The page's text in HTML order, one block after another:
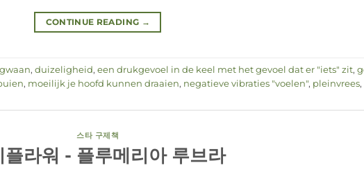
CONTINUE READING →
, duizeligheid, een drukgevoel in de keel met het gevoel dat er "iets" zit,
, moeilijk je hoofd kunnen draaien, negatieve vibraties "voelen", pleinvrees,
스타 구제책
플라워 - 플루메리아 루브라